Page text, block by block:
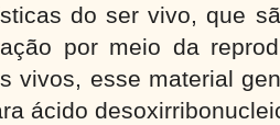
do ser vivo, que
por meio da
vivos, esse material
ácido